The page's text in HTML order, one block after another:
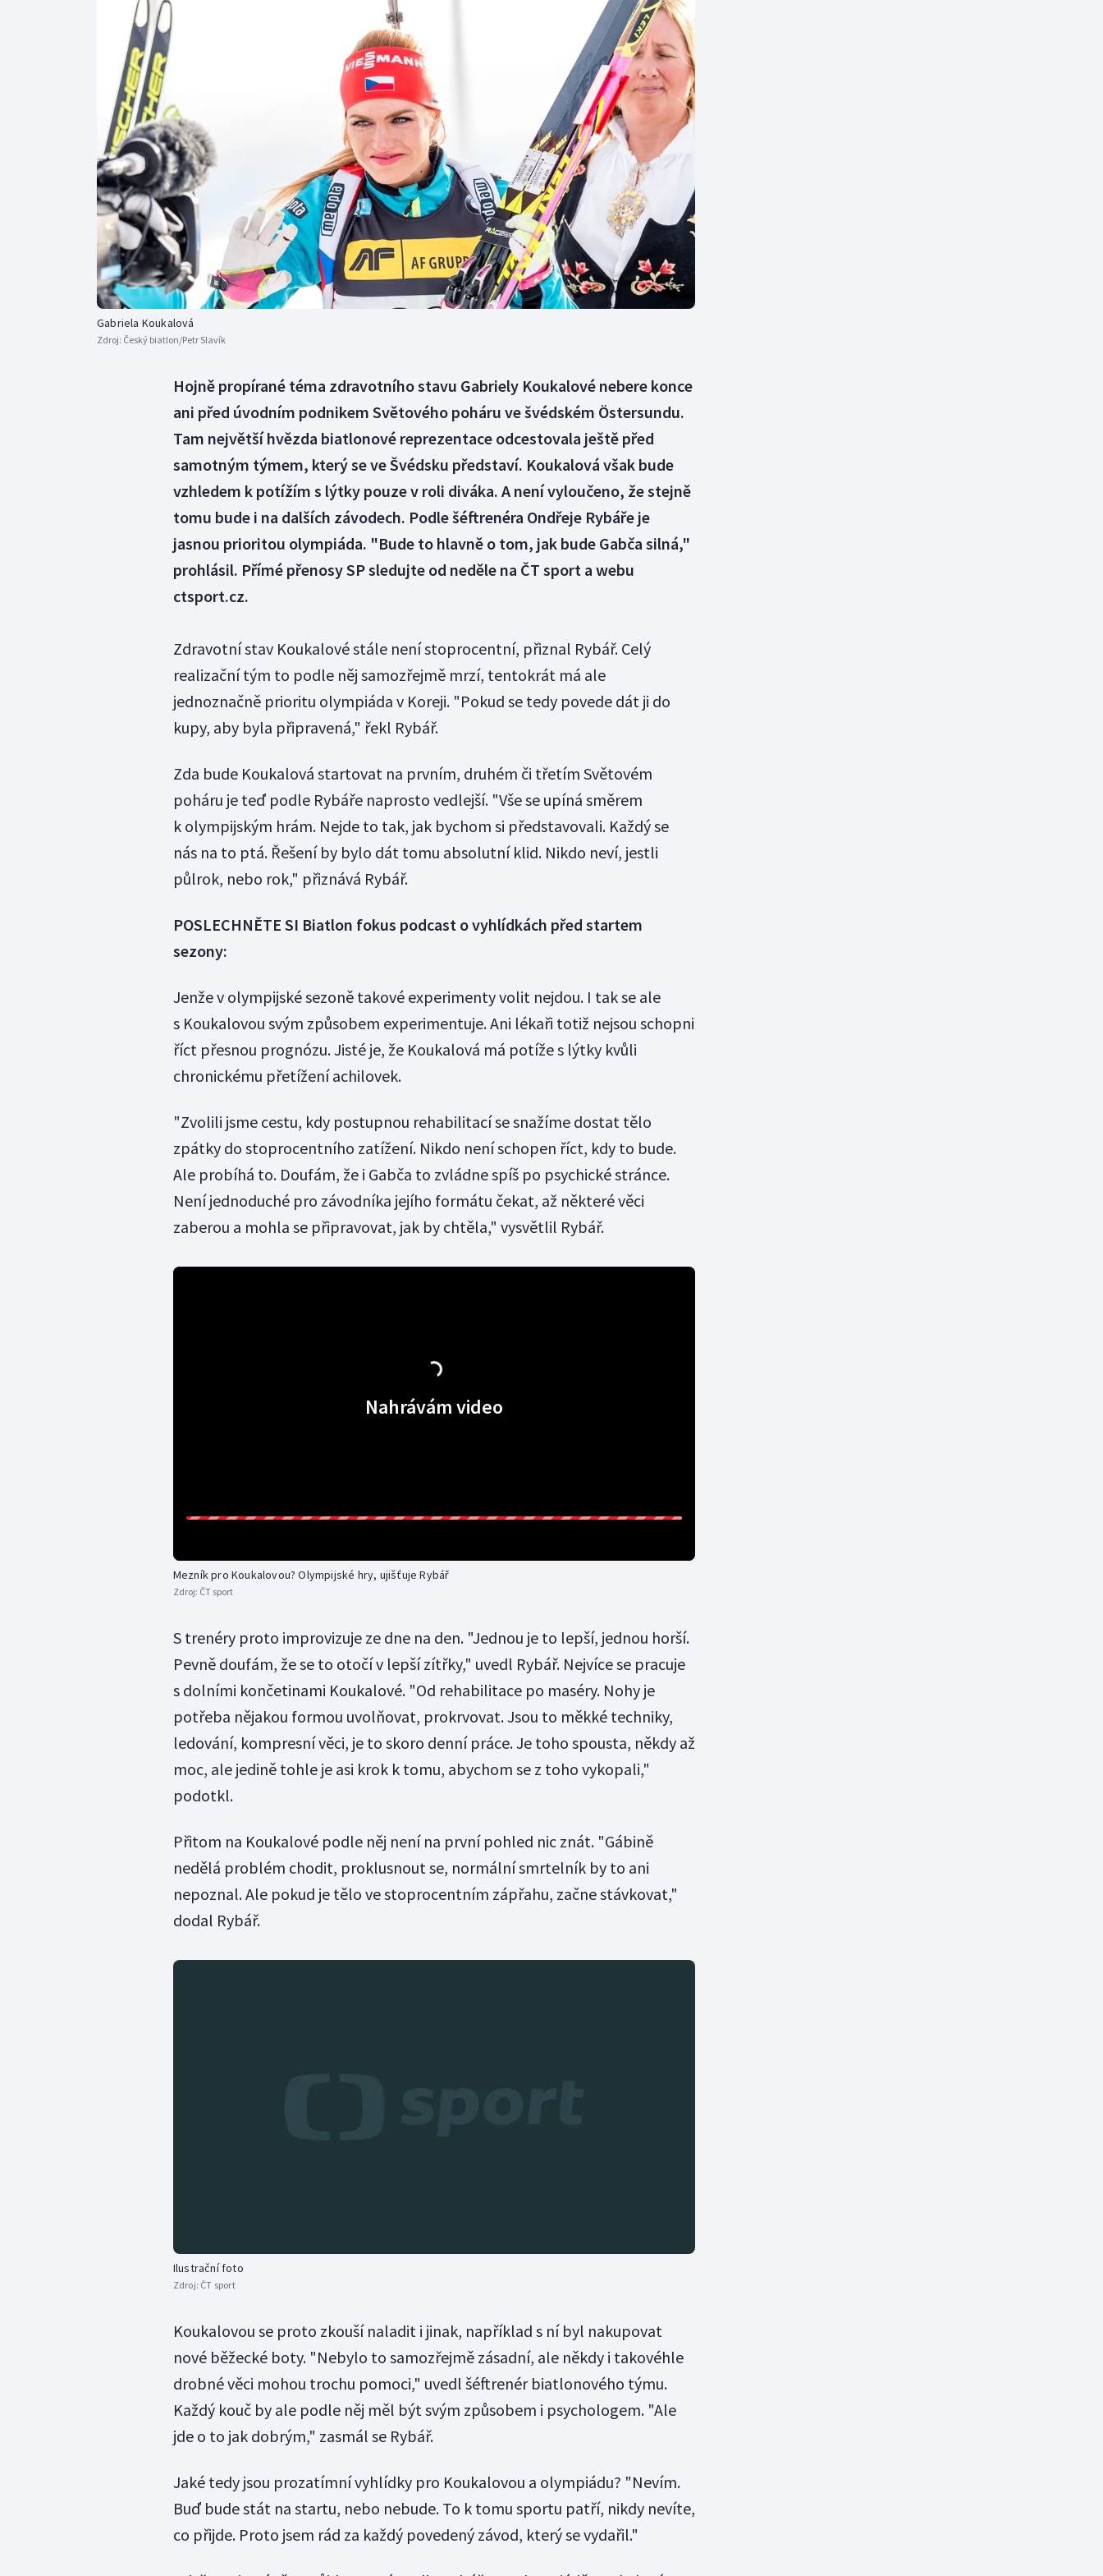
Gymnastika
Olympijské hry
Parasport
Plavání
Plážový volejbal
Triatlon
Veslování
Vodní slalom
Volejbal
Ostatní
Gabriela Koukalová
Zdroj: Český biatlon/Petr Slavík
Hojně propírané téma zdravotního stavu Gabriely Koukalové nebere konce
ani před úvodním podnikem Světového poháru ve švédském Östersundu.
Tam největší hvězda biatlonové reprezentace odcestovala ještě před
samotným týmem, který se ve Švédsku představí. Koukalová však bude
vzhledem k potížím s lýtky pouze v roli diváka. A není vyloučeno, že stejně
tomu bude i na dalších závodech. Podle šéftrenéra Ondřeje Rybáře je
jasnou prioritou olympiáda. "Bude to hlavně o tom, jak bude Gabča silná,"
prohlásil. Přímé přenosy SP sledujte od neděle na ČT sport a webu
ctsport.cz.
Zdravotní stav Koukalové stále není stoprocentní, přiznal Rybář. Celý
realizační tým to podle něj samozřejmě mrzí, tentokrát má ale
jednoznačně prioritu olympiáda v Koreji. "Pokud se tedy povede dát ji do
kupy, aby byla připravená," řekl Rybář.
Zda bude Koukalová startovat na prvním, druhém či třetím Světovém
poháru je teď podle Rybáře naprosto vedlejší. "Vše se upíná směrem
k olympijským hrám. Nejde to tak, jak bychom si představovali. Každý se
nás na to ptá. Řešení by bylo dát tomu absolutní klid. Nikdo neví, jestli
půlrok, nebo rok," přiznává Rybář.
POSLECHNĚTE SI Biatlon fokus podcast o vyhlídkách před startem
sezony:
Jenže v olympijské sezoně takové experimenty volit nejdou. I tak se ale
s Koukalovou svým způsobem experimentuje. Ani lékaři totiž nejsou schopni
říct přesnou prognózu. Jisté je, že Koukalová má potíže s lýtky kvůli
chronickému přetížení achilovek.
"Zvolili jsme cestu, kdy postupnou rehabilitací se snažíme dostat tělo
zpátky do stoprocentního zatížení. Nikdo není schopen říct, kdy to bude.
Ale probíhá to. Doufám, že i Gabča to zvládne spíš po psychické stránce.
Není jednoduché pro závodníka jejího formátu čekat, až některé věci
zaberou a mohla se připravovat, jak by chtěla," vysvětlil Rybář.
Nahrávám video
Mezník pro Koukalovou? Olympijské hry, ujišťuje Rybář
Zdroj: ČT sport
S trenéry proto improvizuje ze dne na den. "Jednou je to lepší, jednou horší.
Pevně doufám, že se to otočí v lepší zítřky," uvedl Rybář. Nejvíce se pracuje
s dolními končetinami Koukalové. "Od rehabilitace po maséry. Nohy je
potřeba nějakou formou uvolňovat, prokrvovat. Jsou to měkké techniky,
ledování, kompresní věci, je to skoro denní práce. Je toho spousta, někdy až
moc, ale jedině tohle je asi krok k tomu, abychom se z toho vykopali,"
podotkl.
Přitom na Koukalové podle něj není na první pohled nic znát. "Gábině
nedělá problém chodit, proklusnout se, normální smrtelník by to ani
nepoznal. Ale pokud je tělo ve stoprocentním zápřahu, začne stávkovat,"
dodal Rybář.
Ilustrační foto
Zdroj: ČT sport
Koukalovou se proto zkouší naladit i jinak, například s ní byl nakupovat
nové běžecké boty. "Nebylo to samozřejmě zásadní, ale někdy i takovéhle
drobné věci mohou trochu pomoci," uvedl šéftrenér biatlonového týmu.
Každý kouč by ale podle něj měl být svým způsobem i psychologem. "Ale
jde o to jak dobrým," zasmál se Rybář.
Jaké tedy jsou prozatímní vyhlídky pro Koukalovou a olympiádu? "Nevím.
Buď bude stát na startu, nebo nebude. To k tomu sportu patří, nikdy nevíte,
co přijde. Proto jsem rád za každý povedený závod, který se vydařil."